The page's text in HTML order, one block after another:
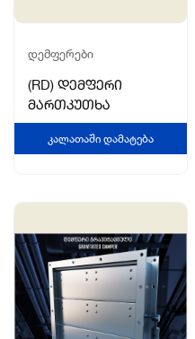
ᲓᲔᲛᲤᲔᲠᲔᲑᲘ
(RD) დემფერი
მართკუთხა
nᲙალათაში Დამატება